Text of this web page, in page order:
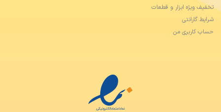
تخفیف ویژه ابزار و قطعات
شرایط گارانتی
حساب کاربری من